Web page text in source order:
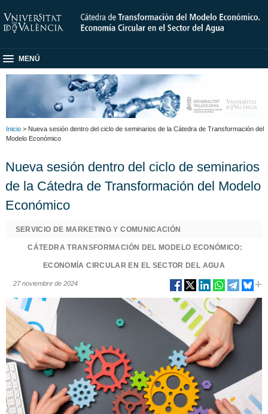
MENÚ
Inicio > Nueva sesión dentro del ciclo de seminarios de la Cátedra de Transformación del
Modelo Económico
Nueva sesión dentro del ciclo de seminarios
de la Cátedra de Transformación del Modelo
Económico
SERVICIO DE MARKETING Y COMUNICACIÓN
CÁTEDRA TRANSFORMACIÓN DEL MODELO ECONÓMICO:
ECONOMÍA CIRCULAR EN EL SECTOR DEL AGUA
27 noviembre de 2024